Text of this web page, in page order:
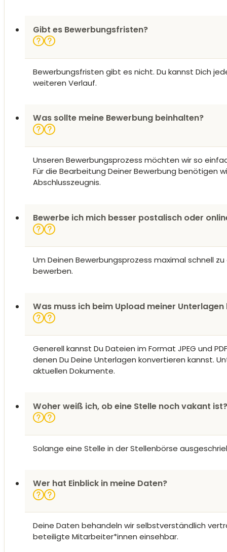
Gibt es Bewerbungsfristen?
Bewerbungsfristen gibt es nicht. Du kannst Dich
weiteren Verlauf.
Was sollte meine Bewerbung beinhalten?
Unseren Bewerbungsprozess möchten wir so
Für die Bearbeitung Deiner Bewerbung benötigen
Abschlusszeugnis.
Bewerbe ich mich besser postalisch oder
Um Deinen Bewerbungsprozess maximal schnell
bewerben.
Was muss ich beim Upload meiner
Generell kannst Du Dateien im Format JPEG und
denen Du Deine Unterlagen konvertieren kannst.
aktuellen Dokumente.
Woher weiß ich, ob eine Stelle noch vakant
Solange eine Stelle in der Stellenbörse
Wer hat Einblick in meine Daten?
Deine Daten behandeln wir selbstverständlich
beteiligte Mitarbeiter*innen einsehbar.